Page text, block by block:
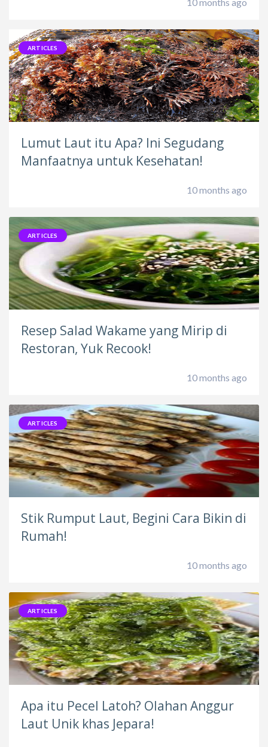
ARTICLES
Lumut Laut itu Apa? Ini Segudang
Manfaatnya untuk Kesehatan!
10 months ago
ARTICLES
Resep Salad Wakame yang Mirip di
Restoran, Yuk Recook!
10 months ago
ARTICLES
Stik Rumput Laut, Begini Cara Bikin di
Rumah!
10 months ago
ARTICLES
Apa itu Pecel Latoh? Olahan Anggur
Laut Unik khas Jepara!